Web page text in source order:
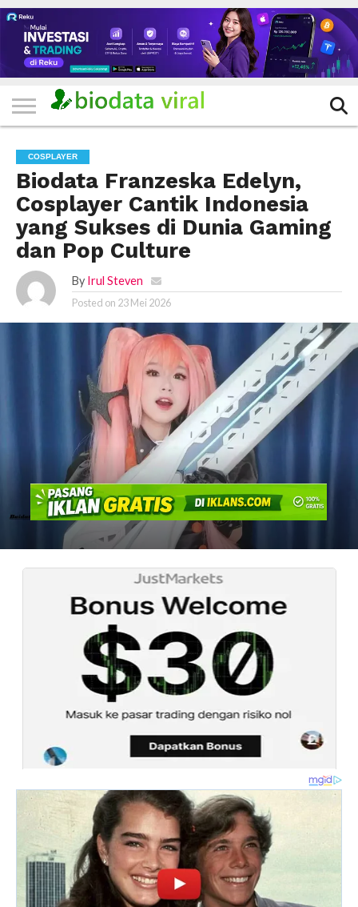
HOME
FILTER
KATEGORI
IKLAN
GRATIS
TERVIRAL
TRADING
KOMUNITAS
BERITA
BISNIS
LAINNYA
COSPLAYER
Biodata Franzeska Edelyn,
Cosplayer Cantik Indonesia
yang Sukses di Dunia Gaming
dan Pop Culture
By Irul Steven
Posted on 23 Mei 2026